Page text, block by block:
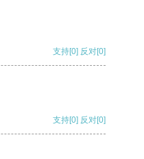
支持[0] 反对[0]
支持[0] 反对[0]